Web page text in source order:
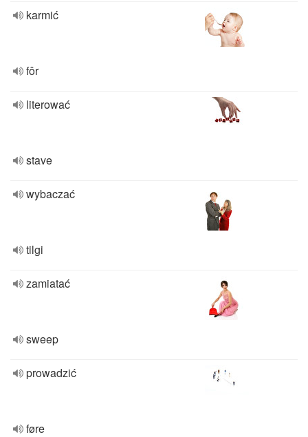
karmić
fôr
literować
stave
wybaczać
tilgi
zamiatać
sweep
prowadzić
føre